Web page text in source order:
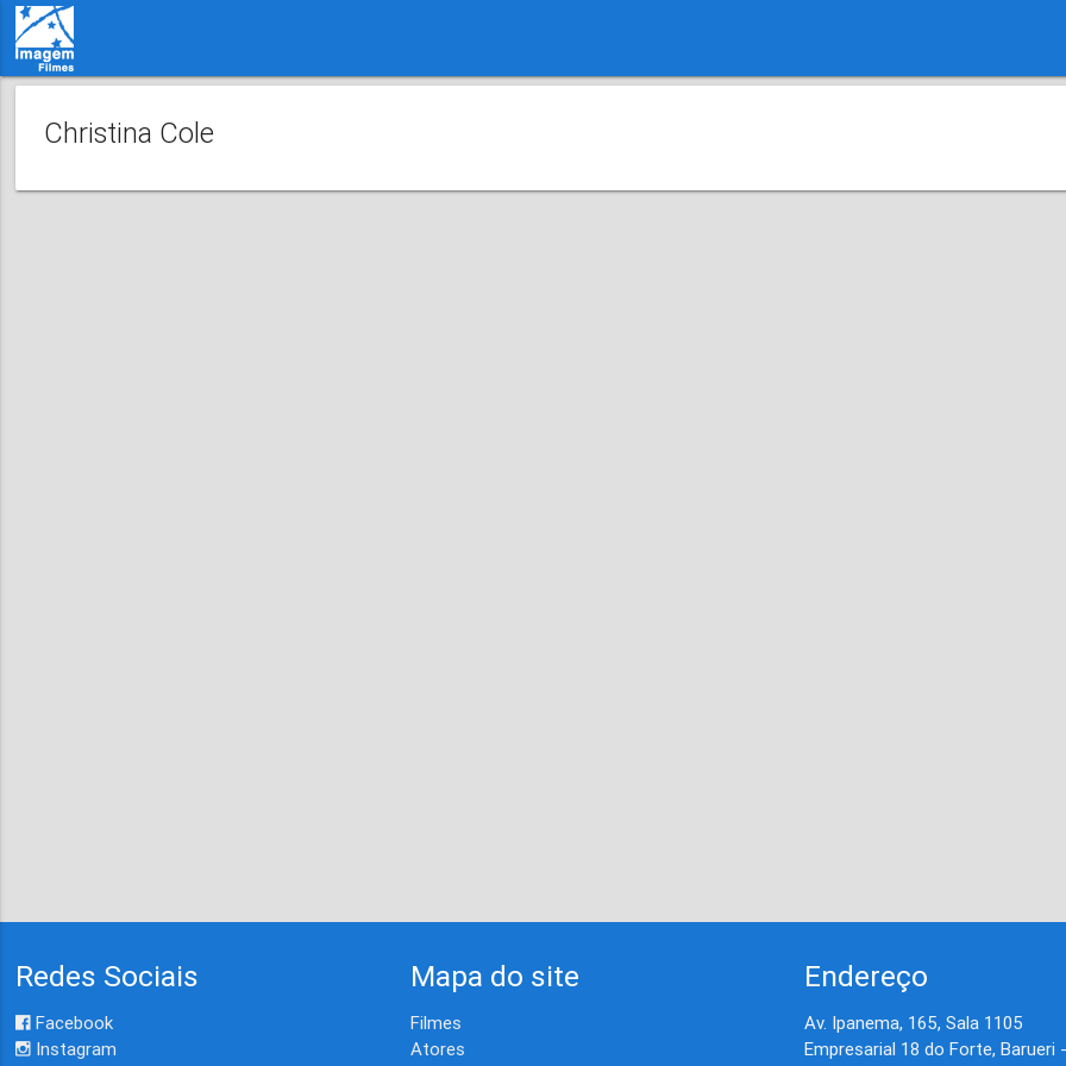
Christina Cole
Redes Sociais
Facebook
Instagram
Mapa do site
Filmes
Atores
Endereço
Av. Ipanema, 165, Sala 1105
Empresarial 18 do Forte, Barueri